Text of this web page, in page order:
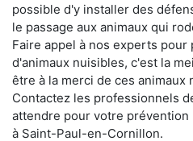
possible d'y installer des
le passage aux animaux qui
Faire appel à nos experts
d'animaux nuisibles, c'est la
être à la merci de ces animaux
Contactez les professionnels
attendre pour votre
à Saint-Paul-en-Cornillon.